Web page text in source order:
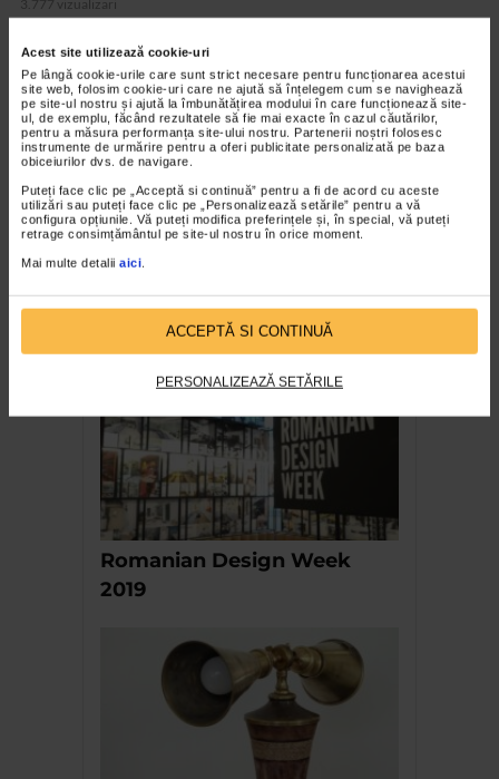
Acest site utilizează cookie-uri
Pe lângă cookie-urile care sunt strict necesare pentru funcționarea acestui
site web, folosim cookie-uri care ne ajută să înțelegem cum se navighează
pe site-ul nostru și ajută la îmbunătățirea modului în care funcționează site-
ul, de exemplu, făcând rezultatele să fie mai exacte în cazul căutărilor,
pentru a măsura performanța site-ului nostru. Partenerii noștri folosesc
instrumente de urmărire pentru a oferi publicitate personalizată pe baza
obiceiurilor dvs. de navigare.
Puteți face clic pe „Acceptă si continuă” pentru a fi de acord cu aceste
utilizări sau puteți face clic pe „Personalizează setările” pentru a vă
configura opțiunile. Vă puteți modifica preferințele și, în special, vă puteți
retrage consimțământul pe site-ul nostru în orice moment.
Mai multe detalii aici.
ACCEPTĂ SI CONTINUĂ
PERSONALIZEAZĂ SETĂRILE
3.777 vizualizari
RECOMANDĂRI
fabulos care ne dezvăluie
misterele Constanței
Romanian Design Week
2019